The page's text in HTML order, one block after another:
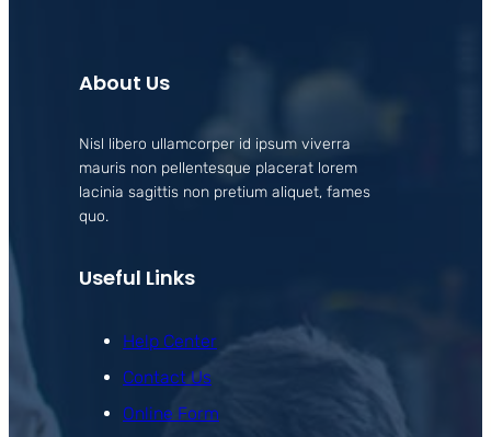
About Us
Nisl libero ullamcorper id ipsum viverra
mauris non pellentesque placerat lorem
lacinia sagittis non pretium aliquet, fames
quo.
Useful Links
Help Center
Contact Us
Online Form